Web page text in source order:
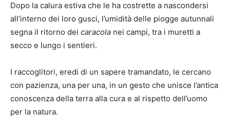
Dopo la calura estiva che le ha costrette a nascondersi
all’interno dei loro gusci, l’umidità delle piogge autunnali
segna il ritorno dei caracola nei campi, tra i muretti a
secco e lungo i sentieri.
I raccoglitori, eredi di un sapere tramandato, le cercano
con pazienza, una per una, in un gesto che unisce l’antica
conoscenza della terra alla cura e al rispetto dell’uomo
per la natura.